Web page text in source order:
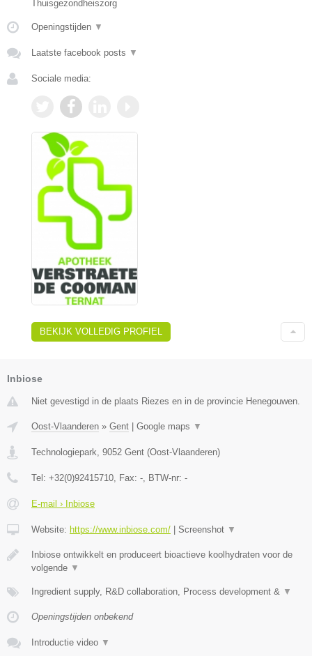
Thuisgezondheiszorg
Openingstijden ▼
Laatste facebook posts ▼
Sociale media:
BEKIJK VOLLEDIG PROFIEL
Inbiose
Niet gevestigd in de plaats Riezes en in de provincie Henegouwen.
Oost-Vlaanderen » Gent Google maps ▼
Technologiepark 9052 Gent (Oost-Vlaanderen)
Tel: +32(0)92415710 , Fax: - , BTW-nr: -
E-mail › Inbiose
Website: https://www.inbiose.com/ Screenshot ▼
Inbiose ontwikkelt en produceert bioactieve koolhydraten voor de
volgende ▼
Ingredient supply, R&D collaboration, Process development & ▼
Openingstijden onbekend
Introductie video ▼